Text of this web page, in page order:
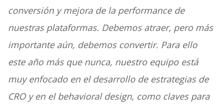
conversión y mejora de la performance de
nuestras plataformas. Debemos atraer, pero más
importante aún, debemos convertir. Para ello
este año más que nunca, nuestro equipo está
muy enfocado en el desarrollo de estrategias de
CRO y en el behavioral design, como claves para